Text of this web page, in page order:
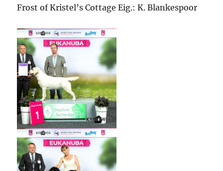
Frost of Kristel’s Cottage Eig.: K. Blankespoor